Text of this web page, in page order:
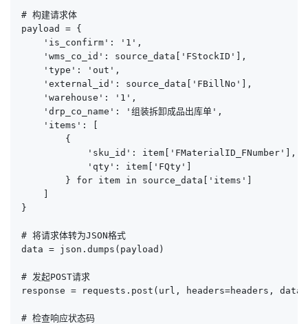
# 构建请求体
payload = {
    'is_confirm': '1',
    'wms_co_id': source_data['FStockID'],
    'type': 'out',
    'external_id': source_data['FBillNo'],
    'warehouse': '1',
    'drp_co_name': '组装拆卸成品出库单',
    'items': [
        {
            'sku_id': item['FMaterialID_FNumber'],
            'qty': item['FQty']
        } for item in source_data['items']
    ]
}
# 将请求体转为JSON格式
data = json.dumps(payload)
# 发起POST请求
response = requests.post(url, headers=headers,
# 检查响应状态码